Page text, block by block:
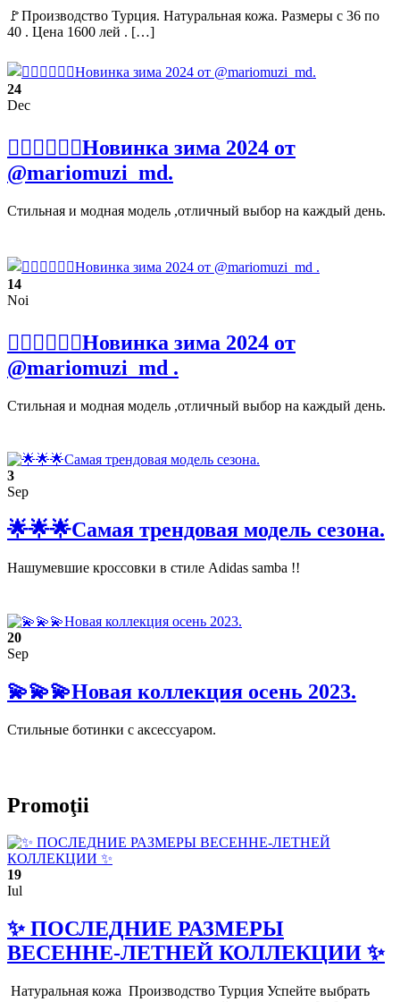
🚩Производство Турция. Натуральная кожа. Размеры с 36 по
40 . Цена 1600 лей . […]
24
Dec
❤️‍🔥❤️‍🔥❤️‍🔥Новинка зима 2024 от
@mariomuzi_md.
Стильная и модная модель ,отличный выбор на каждый день.
14
Noi
❤️‍🔥❤️‍🔥❤️‍🔥Новинка зима 2024 от
@mariomuzi_md .
Стильная и модная модель ,отличный выбор на каждый день.
3
Sep
🌟🌟🌟Самая трендовая модель сезона.
Нашумевшие кроссовки в стиле Adidas samba !!
20
Sep
💫💫💫Новая коллекция осень 2023.
Стильные ботинки с аксессуаром.
Promoţii
19
Iul
✨ ПОСЛЕДНИЕ РАЗМЕРЫ
ВЕСЕННЕ-ЛЕТНЕЙ КОЛЛЕКЦИИ ✨
Натуральная кожа Производство Турция Успейте выбрать